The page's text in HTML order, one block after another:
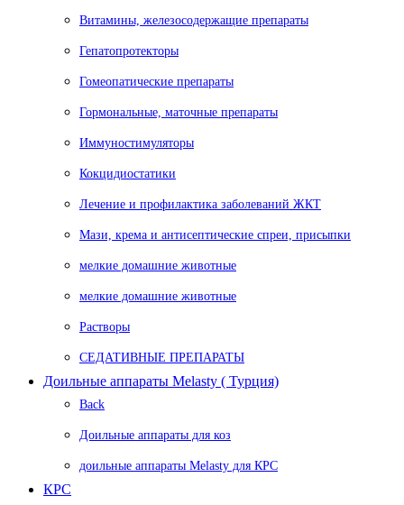
Витамины, железосодержащие препараты
Гепатопротекторы
Гомеопатические препараты
Гормональные, маточные препараты
Иммуностимуляторы
Кокцидиостатики
Лечение и профилактика заболеваний ЖКТ
Мази, крема и антисептические спреи, присыпки
мелкие домашние животные
мелкие домашние животные
Растворы
СЕДАТИВНЫЕ ПРЕПАРАТЫ
Доильные аппараты Melasty ( Турция)
Back
Доильные аппараты для коз
доильные аппараты Melasty для КРС
КРС